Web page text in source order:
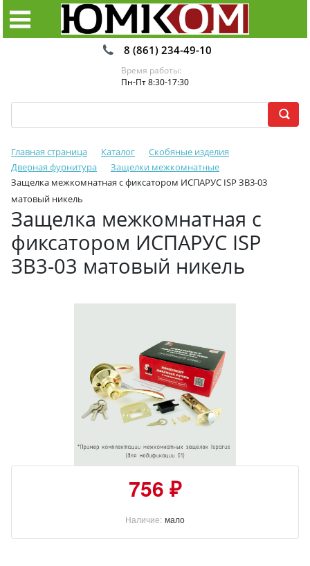
8 (861) 234-49-10
Время работы:
Пн-Пт 8:30-17:30
Главная страница Каталог
Скобяные изделия
Дверная фурнитура
Защелки межкомнатные
Защелка межкомнатная с фиксатором ИСПАРУС ISP ЗВ3-03
матовый никель
Защелка межкомнатная с
фиксатором ИСПАРУС ISP
ЗВ3-03 матовый никель
756 ₽
Наличие: мало